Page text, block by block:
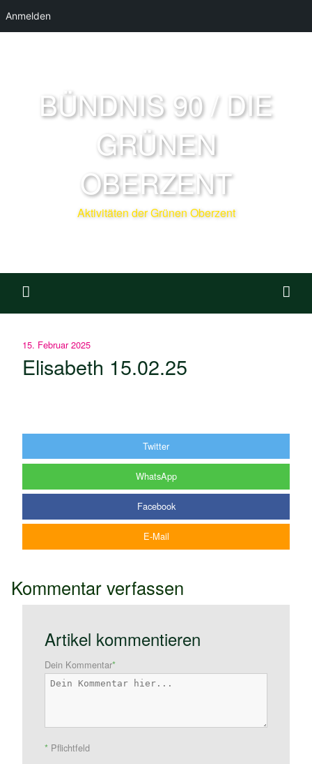
BÜNDNIS 90 / DIE
GRÜNEN
OBERZENT
Aktivitäten der Grünen Oberzent
15. Februar 2025
Elisabeth 15.02.25
Twitter
WhatsApp
Facebook
E-Mail
Kommentar verfassen
Artikel kommentieren
Dein Kommentar*
* Pflichtfeld
Anmelden